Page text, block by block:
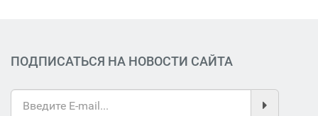
ПОДПИСАТЬСЯ НА НОВОСТИ САЙТА